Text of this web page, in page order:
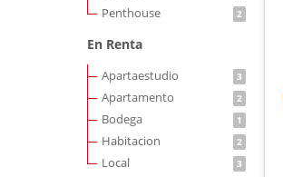
Penthouse 2
En Renta
Apartaestudio 3
Apartamento 2
Bodega 1
Habitacion 2
Local 3